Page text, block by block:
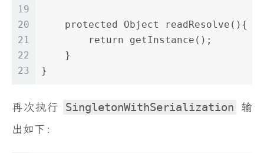
19
20
21
22
23
    protected Object readResolve(){
        return getInstance();
    }
}
再次执行 SingletonWithSerialization
输
出如下：